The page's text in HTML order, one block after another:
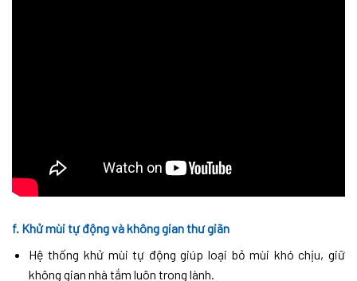
f. Khử mùi tự động và không gian thư giãn
Hệ thống khử mùi tự động giúp loại bỏ mùi khó chịu, giữ
không gian nhà tắm luôn trong lành.